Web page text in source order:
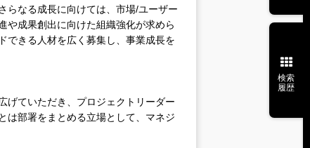
らなる成長に向けては、市場/ユーザー
や成果創出に向けた組織強化が求めら
できる人材を広く募集し、事業成長を
げていただき、プロジェクトリーダー
は部署をまとめる立場として、マネジ
検索
履歴